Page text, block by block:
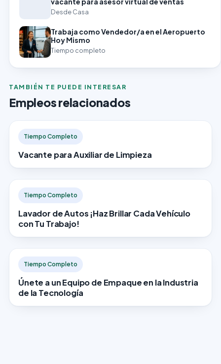
Desde Casa
Trabaja como Vendedor/a en el Aeropuerto
Hoy Mismo
Tiempo completo
TAMBIÉN TE PUEDE INTERESAR
Empleos relacionados
Tiempo Completo
Vacante para Auxiliar de Limpieza
Tiempo Completo
Lavador de Autos ¡Haz Brillar Cada Vehículo
con Tu Trabajo!
Tiempo Completo
Únete a un Equipo de Empaque en la Industria
de la Tecnología